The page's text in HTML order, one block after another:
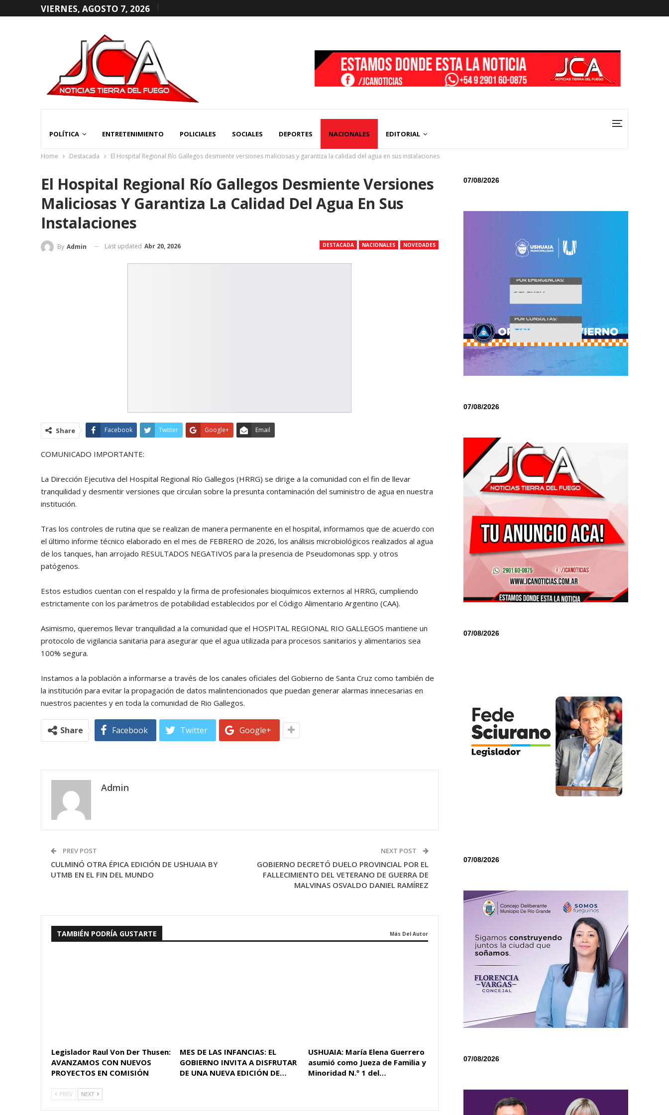
VIERNES, AGOSTO 7, 2026
POLÍTICA ENTRETENIMIENTO POLICIALES SOCIALES DEPORTES NACIONALES EDITORIAL
Home Destacada El Hospital Regional Río Gallegos desmiente versiones maliciosas y garantiza la calidad del agua en sus instalaciones
El Hospital Regional Río Gallegos Desmiente Versiones
Maliciosas Y Garantiza La Calidad Del Agua En Sus
Instalaciones
DESTACADA NACIONALES NOVEDADES
By Admin Last updated Abr 20, 2026
Share Facebook Twitter Google+ Email
COMUNICADO IMPORTANTE:
La Dirección Ejecutiva del Hospital Regional Río Gallegos (HRRG) se dirige a la comunidad con el fin de llevar
tranquilidad y desmentir versiones que circulan sobre la presunta contaminación del suministro de agua en nuestra
institución.
Tras los controles de rutina que se realizan de manera permanente en el hospital, informamos que de acuerdo con
el último informe técnico elaborado en el mes de FEBRERO de 2026, los análisis microbiológicos realizados al agua
de los tanques, han arrojado RESULTADOS NEGATIVOS para la presencia de Pseudomonas spp. y otros
patógenos.
Estos estudios cuentan con el respaldo y la firma de profesionales bioquímicos externos al HRRG, cumpliendo
estrictamente con los parámetros de potabilidad establecidos por el Código Alimentario Argentino (CAA).
Asimismo, queremos llevar tranquilidad a la comunidad que el HOSPITAL REGIONAL RIO GALLEGOS mantiene un
protocolo de vigilancia sanitaria para asegurar que el agua utilizada para procesos sanitarios y alimentarios sea
100% segura.
Instamos a la población a informarse a través de los canales oficiales del Gobierno de Santa Cruz como también de
la institución para evitar la propagación de datos malintencionados que puedan generar alarmas innecesarias en
nuestros pacientes y en toda la comunidad de Rio Gallegos.
Share Facebook Twitter Google+
Admin
PREV POST
CULMINÓ OTRA ÉPICA EDICIÓN DE USHUAIA BY
UTMB EN EL FIN DEL MUNDO
NEXT POST
GOBIERNO DECRETÓ DUELO PROVINCIAL POR EL
FALLECIMIENTO DEL VETERANO DE GUERRA DE
MALVINAS OSVALDO DANIEL RAMÍREZ
TAMBIÉN PODRÍA GUSTARTE Más Del Autor
Legislador Raul Von Der Thusen:
AVANZAMOS CON NUEVOS
PROYECTOS EN COMISIÓN
MES DE LAS INFANCIAS: EL
GOBIERNO INVITA A DISFRUTAR
DE UNA NUEVA EDICIÓN DE…
USHUAIA: María Elena Guerrero
asumió como Jueza de Familia y
Minoridad N.º 1 del…
PREV NEXT
07/08/2026
07/08/2026
07/08/2026
07/08/2026
07/08/2026